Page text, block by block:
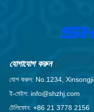
যোগাযোগ করুন
যোগ করুন: No.1234,
ই-মেইল: info@shzhj.com
টেলিফোন: +86 21 3778 2156